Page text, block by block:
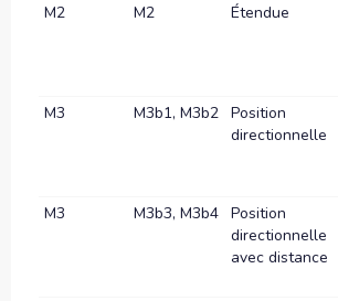
M2
M2 Étendue
M3
M3b1, M3b2 Position
directionnelle
M3
M3b3, M3b4 Position
directionnelle
avec distance